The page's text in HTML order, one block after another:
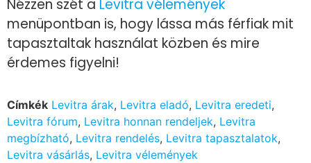
Nézzen szét a Levitra vélemények
menüpontban is, hogy lássa más férfiak mit
tapasztaltak használat közben és mire
érdemes figyelni!
Címkék Levitra árak, Levitra eladó, Levitra eredeti,
Levitra fórum, Levitra honnan rendeljek, Levitra
megbízható, Levitra rendelés, Levitra tapasztalatok,
Levitra vásárlás, Levitra vélemények